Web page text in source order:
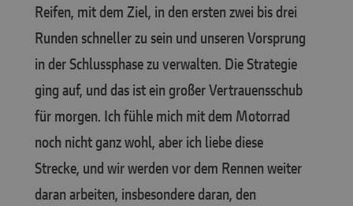
Reifen, mit dem Ziel, in den ersten zwei bis drei
Runden schneller zu sein und unseren Vorsprung
in der Schlussphase zu verwalten. Die Strategie
ging auf, und das ist ein großer Vertrauensschub
für morgen. Ich fühle mich mit dem Motorrad
noch nicht ganz wohl, aber ich liebe diese
Strecke, und wir werden vor dem Rennen weiter
daran arbeiten, insbesondere daran, den